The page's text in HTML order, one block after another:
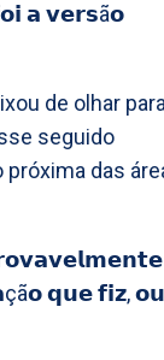
𝗮 𝘃𝗲𝗿𝘀ã𝗼
de olhar
seguido
próxima das
𝗾𝘂𝗲 𝗳𝗶𝘇, 𝗼𝘂